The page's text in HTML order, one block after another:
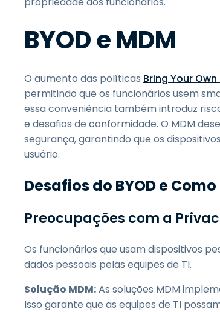
BYOD e MDM
O aumento das políticas Bring Your
permitindo que os funcionários usem
essa conveniência também introduz
e desafios de conformidade. O MDM
segurança, garantindo que os
usuário.
Desafios do BYOD e
Preocupações com a
Os funcionários que usam dispositivos
dados pessoais pelas equipes de TI.
Solução MDM:As soluções MDM
Isso garante que as equipes de TI